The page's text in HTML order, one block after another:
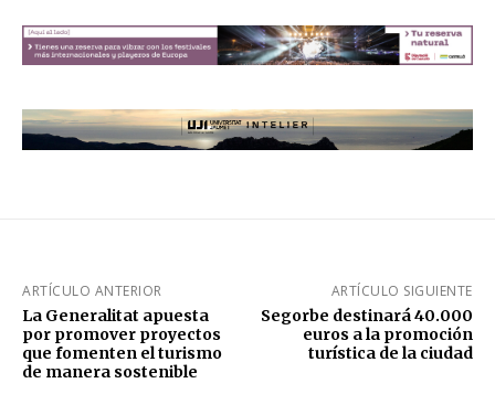
ARTÍCULO ANTERIOR
La Generalitat apuesta
por promover proyectos
que fomenten el turismo
de manera sostenible
ARTÍCULO SIGUIENTE
Segorbe destinará 40.000
euros a la promoción
turística de la ciudad